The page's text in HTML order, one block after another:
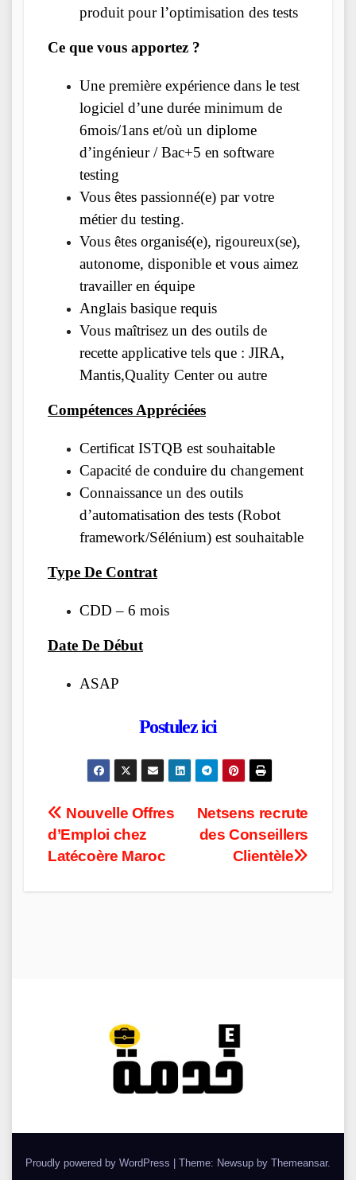
produit pour l’optimisation des tests
Ce que vous apportez ?
Une première expérience dans le test
logiciel d’une durée minimum de
6mois/1ans et/où un diplome
d’ingénieur / Bac+5 en software
testing
Vous êtes passionné(e) par votre
métier du testing.
Vous êtes organisé(e), rigoureux(se),
autonome, disponible et vous aimez
travailler en équipe
Anglais basique requis
Vous maîtrisez un des outils de
recette applicative tels que : JIRA,
Mantis,Quality Center ou autre
Compétences Appréciées
Certificat ISTQB est souhaitable
Capacité de conduire du changement
Connaissance un des outils
d’automatisation des tests (Robot
framework/Sélénium) est souhaitable
Type De Contrat
CDD – 6 mois
Date De Début
ASAP
Postulez ici
Post
navigation
Netsens recrute
des Conseillers
Clientèle
Nouvelle Offres
d’Emploi chez
Latécoère Maroc
Proudly powered by WordPress Theme: Newsup by Themeansar.